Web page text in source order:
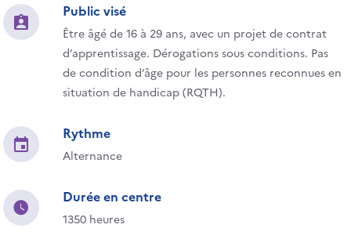
Public visé
Être âgé de 16 à 29 ans, avec un projet de contrat
d’apprentissage. Dérogations sous conditions. Pas
de condition d’âge pour les personnes reconnues en
situation de handicap (RQTH).
Rythme
Alternance
Durée en centre
1350 heures